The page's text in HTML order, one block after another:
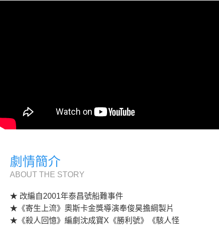
劇情簡介
ABOUT THE STORY
★ 改編自2001年泰昌號船難事件
★《寄生上流》奧斯卡金獎導演奉俊昊擔綱製片
★《殺人回憶》編劇沈成寶X《勝利號》《駭人怪